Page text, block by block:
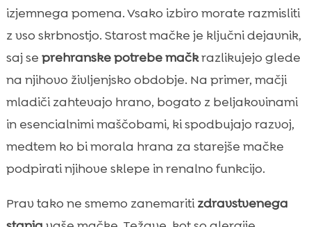
izjemnega pomena. Vsako izbiro morate razmisliti
z vso skrbnostjo. Starost mačke je ključni dejavnik,
saj se prehranske potrebe mačkrazlikujejo glede
na njihovo življenjsko obdobje. Na primer, mačji
mladiči zahtevajo hrano, bogato z beljakovinami
in esencialnimi maščobami, ki spodbujajo razvoj,
medtem ko bi morala hrana za starejše mačke
podpirati njihove sklepe in renalno funkcijo.
Prav tako ne smemo zanemaritizdravstvenega